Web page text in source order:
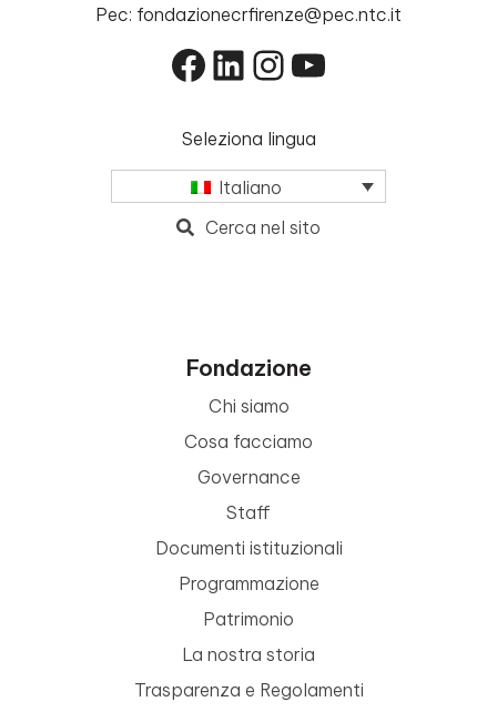
Pec: fondazionecrfirenze@pec.ntc.it
Facebook
LinkedIn
Instagram
YouTube
Seleziona lingua
Italiano
Cerca nel sito
Fondazione
Chi siamo
Cosa facciamo
Governance
Staff
Documenti istituzionali
Programmazione
Patrimonio
La nostra storia
Trasparenza e Regolamenti